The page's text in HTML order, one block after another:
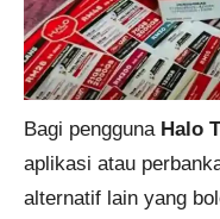
Bagi pengguna Halo
aplikasi atau
alternatif lain yang